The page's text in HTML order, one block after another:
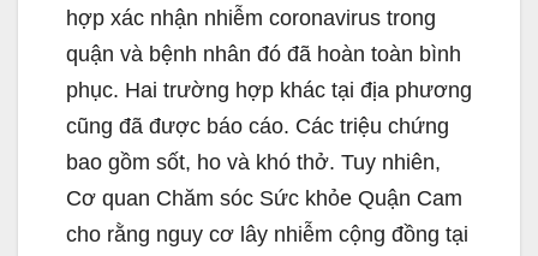
hợp xác nhận nhiễm coronavirus trong
quận và bệnh nhân đó đã hoàn toàn bình
phục. Hai trường hợp khác tại địa phương
cũng đã được báo cáo. Các triệu chứng
bao gồm sốt, ho và khó thở. Tuy nhiên,
Cơ quan Chăm sóc Sức khỏe Quận Cam
cho rằng nguy cơ lây nhiễm cộng đồng tại